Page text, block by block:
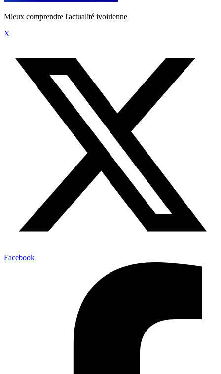
Mieux comprendre l'actualité ivoirienne
X
Facebook